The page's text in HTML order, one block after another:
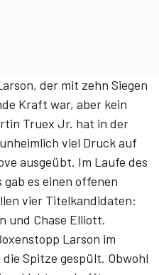
der mit zehn Siegen
Kraft war, aber kein
Truex Jr. hat in der
viel Druck auf
ausgeübt. Im Laufe des
gab es einen offenen
vier Titelkandidaten:
und Chase Elliott.
Larson im
Spitze gespült. Obwohl